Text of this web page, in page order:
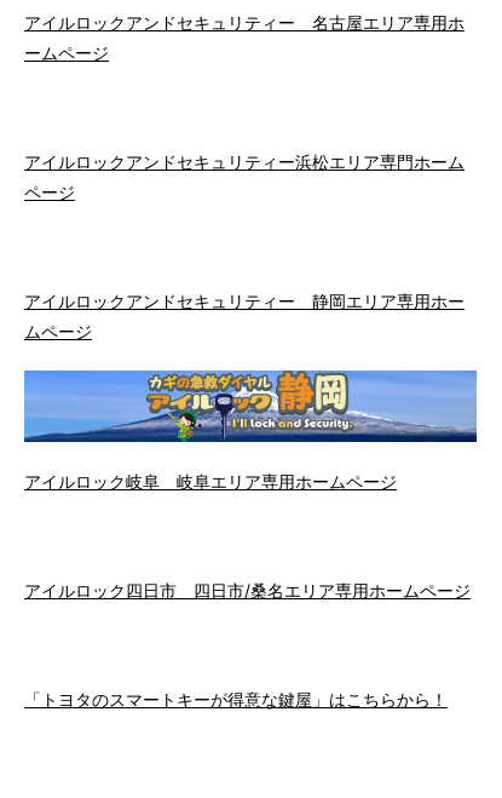
アイルロックアンドセキュリティー 名古屋エリア専用ホ
ームページ
アイルロックアンドセキュリティー浜松エリア専門ホーム
ページ
アイルロックアンドセキュリティー 静岡エリア専用ホー
ムページ
アイルロック岐阜 岐阜エリア専用ホームページ
アイルロック四日市 四日市/桑名エリア専用ホームページ
「トヨタのスマートキーが得意な鍵屋」はこちらから！